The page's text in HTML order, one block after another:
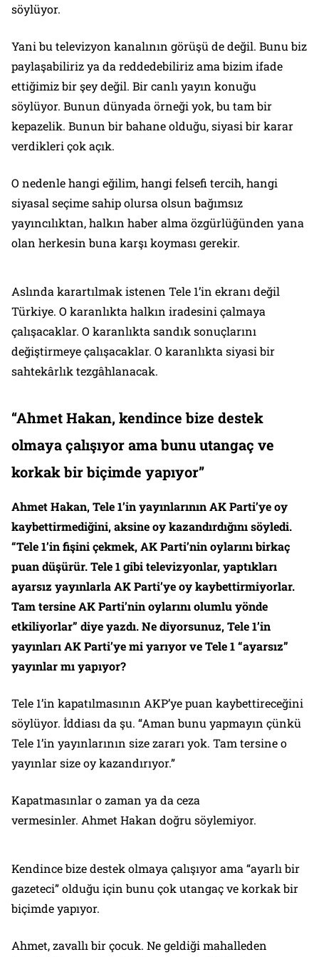
söylüyor.
Yani bu televizyon kanalının görüşü de değil. Bunu biz
paylaşabiliriz ya da reddedebiliriz ama bizim ifade
ettiğimiz bir şey değil. Bir canlı yayın konuğu
söylüyor. Bunun dünyada örneği yok, bu tam bir
kepazelik. Bunun bir bahane olduğu, siyasi bir karar
verdikleri çok açık.
O nedenle hangi eğilim, hangi felsefi tercih, hangi
siyasal seçime sahip olursa olsun bağımsız
yayıncılıktan, halkın haber alma özgürlüğünden yana
olan herkesin buna karşı koyması gerekir.
Aslında karartılmak istenen Tele 1’in ekranı değil
Türkiye. O karanlıkta halkın iradesini çalmaya
çalışacaklar. O karanlıkta sandık sonuçlarını
değiştirmeye çalışacaklar. O karanlıkta siyasi bir
sahtekârlık tezgâhlanacak.
“Ahmet Hakan, kendince bize destek
olmaya çalışıyor ama bunu utangaç ve
korkak bir biçimde yapıyor”
Ahmet Hakan, Tele 1’in yayınlarının AK Parti’ye oy
kaybettirmediğini, aksine oy kazandırdığını söyledi.
“Tele 1’in fişini çekmek, AK Parti’nin oylarını birkaç
puan düşürür. Tele 1 gibi televizyonlar, yaptıkları
ayarsız yayınlarla AK Parti’ye oy kaybettirmiyorlar.
Tam tersine AK Parti’nin oylarını olumlu yönde
etkiliyorlar” diye yazdı. Ne diyorsunuz, Tele 1’in
yayınları AK Parti’ye mi yarıyor ve Tele 1 “ayarsız”
yayınlar mı yapıyor?
Tele 1’in kapatılmasının AKP’ye puan kaybettireceğini
söylüyor. İddiası da şu. “Aman bunu yapmayın çünkü
Tele 1’in yayınlarının size zararı yok. Tam tersine o
yayınlar size oy kazandırıyor.”
Kapatmasınlar o zaman ya da ceza
vermesinler. Ahmet Hakan doğru söylemiyor.
Kendince bize destek olmaya çalışıyor ama “ayarlı bir
gazeteci” olduğu için bunu çok utangaç ve korkak bir
biçimde yapıyor.
Ahmet, zavallı bir çocuk. Ne geldiği mahalleden